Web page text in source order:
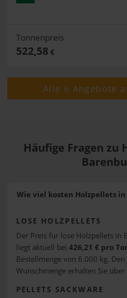
Tonnenpreis
522,58 €
Alle 6 Angebote
Häufige Fragen zu
Wie viel kosten Holzpellets in
LOSE HOLZPELLETS
Der Preis für lose Holzpellets in
liegt aktuell bei 426,21 € pro
Bestellmenge von 6.000 kg.
Wunschmenge erhalten Sie
PELLETS SACKWARE